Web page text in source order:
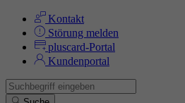
Zum Seiteninhalt
Kontakt
Störung melden
pluscard-Portal
Kundenportal